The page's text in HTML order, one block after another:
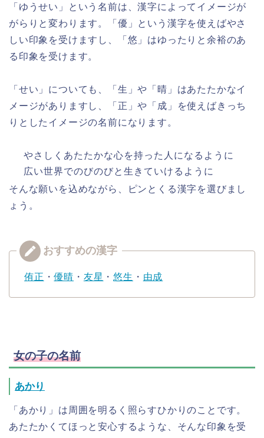
「ゆうせい」という名前は、漢字によってイメージが
がらりと変わります。「優」という漢字を使えばやさ
しい印象を受けますし、「悠」はゆったりと余裕のあ
る印象を受けます。
「せい」についても、「生」や「晴」はあたたかなイ
メージがありますし、「正」や「成」を使えばきっち
りとしたイメージの名前になります。
やさしくあたたかな心を持った人になるように
広い世界でのびのびと生きていけるように
そんな願いを込めながら、ピンとくる漢字を選びまし
ょう。
侑正 ・優晴 ・ 友星 ・悠生 ・ 由成
女の子の名前
あかり
「あかり」は周囲を明るく照らすひかりのことです。
あたたかくてほっと安心するような、そんな印象を受